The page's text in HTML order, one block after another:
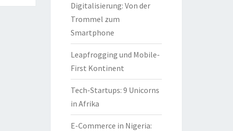
Digitalisierung: Von der
Trommel zum
Smartphone
Leapfrogging und Mobile-
First Kontinent
Tech-Startups: 9 Unicorns
in Afrika
E-Commerce in Nigeria: